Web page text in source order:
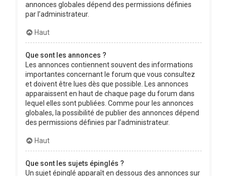
annonces globales dépend des permissions définies
par l’administrateur.
Haut
Que sont les annonces ?
Les annonces contiennent souvent des informations
importantes concernant le forum que vous consultez
et doivent être lues dès que possible. Les annonces
apparaissent en haut de chaque page du forum dans
lequel elles sont publiées. Comme pour les annonces
globales, la possibilité de publier des annonces dépend
des permissions définies par l’administrateur.
Haut
Que sont les sujets épinglés ?
Un sujet épinglé apparaît en dessous des annonces sur